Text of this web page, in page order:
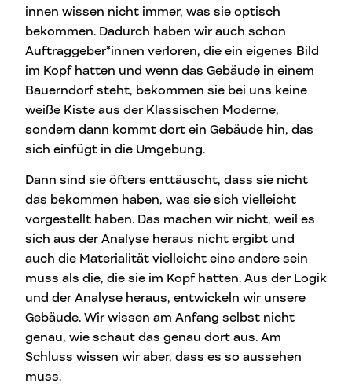
innen wissen nicht immer, was sie optisch
bekommen. Dadurch haben wir auch schon
Auftraggeber*innen verloren, die ein eigenes Bild
im Kopf hatten und wenn das Gebäude in einem
Bauerndorf steht, bekommen sie bei uns keine
weiße Kiste aus der Klassischen Moderne,
sondern dann kommt dort ein Gebäude hin, das
sich einfügt in die Umgebung.
Dann sind sie öfters enttäuscht, dass sie nicht
das bekommen haben, was sie sich vielleicht
vorgestellt haben. Das machen wir nicht, weil es
sich aus der Analyse heraus nicht ergibt und
auch die Materialität vielleicht eine andere sein
muss als die, die sie im Kopf hatten. Aus der Logik
und der Analyse heraus, entwickeln wir unsere
Gebäude. Wir wissen am Anfang selbst nicht
genau, wie schaut das genau dort aus. Am
Schluss wissen wir aber, dass es so aussehen
muss.